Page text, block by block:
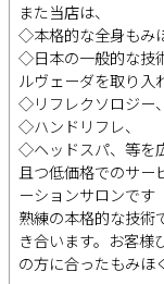
また当店は、
◇本格的な全身もみ
◇日本の一般的な技
ルヴェーダを取り入
◇リフレクソロジー、
◇ハンドリフレ、
◇ヘッドスパ、等を
且つ低価格でのサー
ーションサロンです
熟練の本格的な技術
き合います。お客様
の方に合ったもみほ